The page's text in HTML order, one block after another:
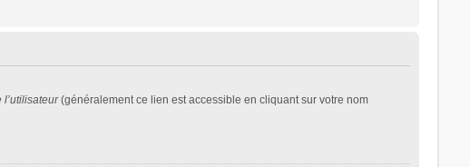
(généralement ce lien est accessible en cliquant sur votre nom